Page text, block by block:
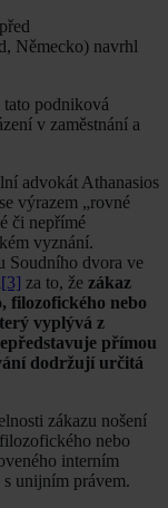
Německo) navrhl
tato podniková
v zaměstnání a
advokát Athanasios
výrazem „rovné
či nepřímé
vyznání.
Soudního dvora ve
[3] za to, že zákaz
filozofického nebo
vyplývá z
přímou
dodržují určitá
zákazu nošení
nebo
interním
unijním právem.